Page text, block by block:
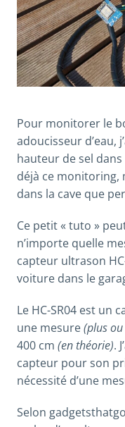
Pour monitorer le
adoucisseur d’eau,
hauteur de sel
déjà ce monitoring,
dans la cave que
Ce petit « tuto »
n’importe quelle
capteur ultrason
voiture dans le
Le HC-SR04 est
une mesure(plus
400 cm (en théorie).
capteur pour son
nécessité d’une
Selon